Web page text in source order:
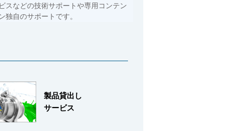
スなどの技術サポートや専用コンテン
独自のサポートです。
製品貸出し
サービス